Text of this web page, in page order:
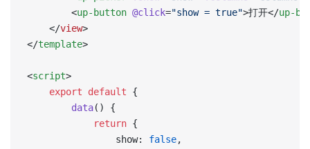
		<
up-button @click="show = true">打开</up-
	</
view>
</template>
<script>
	export
default {
		data
() {
			return
{
				show:
false,